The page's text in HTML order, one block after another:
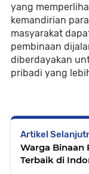
yang
kemandirian
masyarakat
pembinaan
diberdayakan
pribadi yang
Artikel
Warga Binaan
Terbaik di